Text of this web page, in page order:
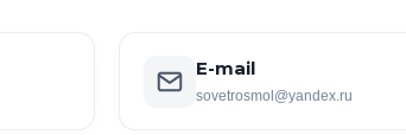
E-mail
sovetrosmol@yandex.ru